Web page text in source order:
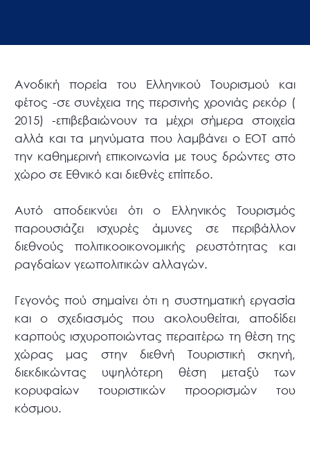
Ανοδική πορεία του Ελληνικού Τουρισμού και
φέτος -σε συνέχεια της περσινής χρονιάς ρεκόρ (
2015) -επιβεβαιώνουν τα μέχρι σήμερα στοιχεία
αλλά και τα μηνύματα που λαμβάνει ο ΕΟΤ από
την καθημερινή επικοινωνία με τους δρώντες στο
χώρο σε Εθνικό και διεθνές επίπεδο.
Αυτό αποδεικνύει ότι ο Ελληνικός Τουρισμός
παρουσιάζει ισχυρές άμυνες σε περιβάλλον
διεθνούς πολιτικοοικονομικής ρευστότητας και
ραγδαίων γεωπολιτικών αλλαγών.
Γεγονός πού σημαίνει ότι η συστηματική εργασία
και ο σχεδιασμός που ακολουθείται, αποδίδει
καρπούς ισχυροποιώντας περαιτέρω τη θέση της
χώρας μας στην διεθνή Τουριστική σκηνή,
διεκδικώντας υψηλότερη θέση μεταξύ των
κορυφαίων τουριστικών προορισμών του
κόσμου.